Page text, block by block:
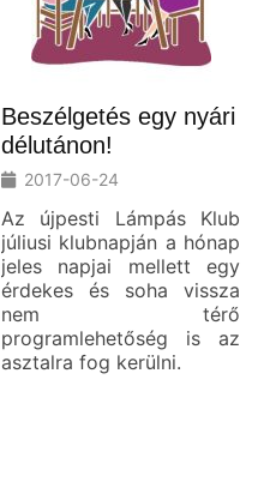
Beszélgetés egy nyári
délutánon!
2017-06-24
Az újpesti Lámpás Klub
júliusi klubnapján a hónap
jeles napjai mellett egy
érdekes és soha vissza
nem térő
programlehetőség is az
asztalra fog kerülni.